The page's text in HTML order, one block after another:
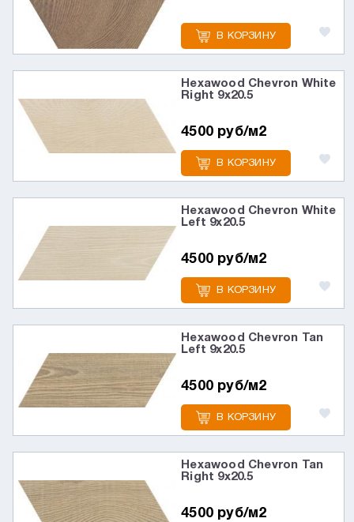
В КОРЗИНУ
Hexawood Chevron White
Right 9х20.5
4500 руб/м2
В КОРЗИНУ
Hexawood Chevron White
Left 9х20.5
4500 руб/м2
В КОРЗИНУ
Hexawood Chevron Tan
Left 9х20.5
4500 руб/м2
В КОРЗИНУ
Hexawood Chevron Tan
Right 9х20.5
4500 руб/м2